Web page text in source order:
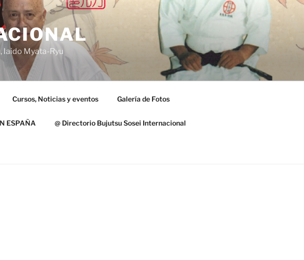
Iaido Myata-Ryu
Cursos, Noticias y eventos Galería de Fotos
ESPAÑA @ Directorio Bujutsu Sosei Internacional